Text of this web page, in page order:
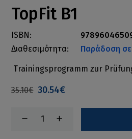
TopFit B1
ISBN:
Διαθεσιμότητα:
Παράδοση σε
Trainingsprogramm zur
35.10€ 30.54€